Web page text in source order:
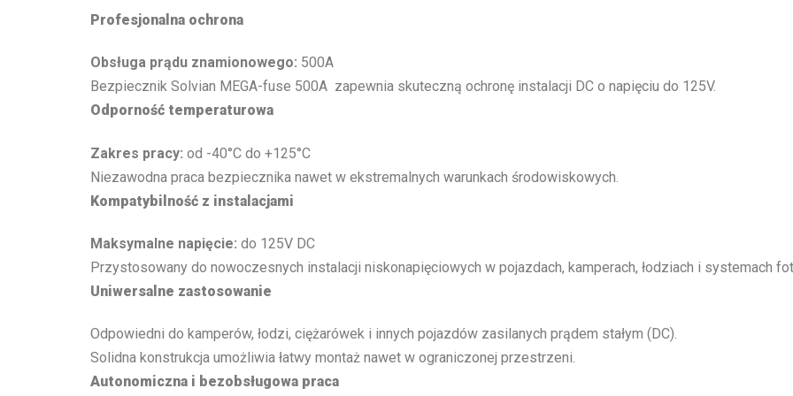
Profesjonalna ochrona
Obsługa prądu znamionowego: 500A
Bezpiecznik Solvian MEGA-fuse 500A zapewnia skuteczną ochronę instalacji DC o napięciu do 125V.
Odporność temperaturowa
Zakres pracy: od -40°C do +125°C
Niezawodna praca bezpiecznika nawet w ekstremalnych warunkach środowiskowych.
Kompatybilność z instalacjami
Maksymalne napięcie: do 125V DC
Przystosowany do nowoczesnych instalacji niskonapięciowych w pojazdach, kamperach, łodziach i systemach
Uniwersalne zastosowanie
Odpowiedni do kamperów, łodzi, ciężarówek i innych pojazdów zasilanych prądem stałym (DC).
Solidna konstrukcja umożliwia łatwy montaż nawet w ograniczonej przestrzeni.
Autonomiczna i bezobsługowa praca